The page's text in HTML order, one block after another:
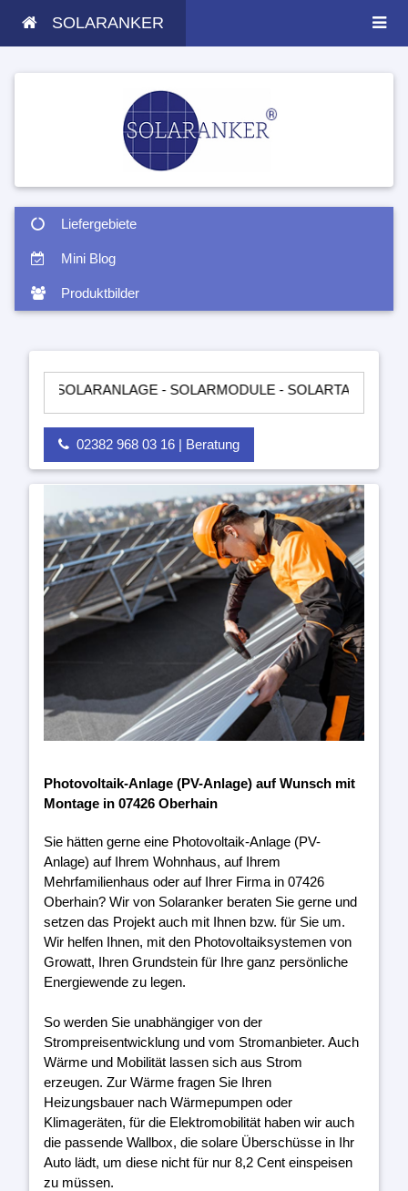
SOLARANKER
Liefergebiete
Mini Blog
Produktbilder
- SOLARMODULE - SOLARTASCHEN -
02382 968 03 16 | Beratung
Photovoltaik-Anlage (PV-Anlage) auf Wunsch mit
Montage in 07426 Oberhain
Sie hätten gerne eine Photovoltaik-Anlage (PV-
Anlage) auf Ihrem Wohnhaus, auf Ihrem
Mehrfamilienhaus oder auf Ihrer Firma in 07426
Oberhain? Wir von Solaranker beraten Sie gerne und
setzen das Projekt auch mit Ihnen bzw. für Sie um.
Wir helfen Ihnen, mit den Photovoltaiksystemen von
Growatt, Ihren Grundstein für Ihre ganz persönliche
Energiewende zu legen.
So werden Sie unabhängiger von der
Strompreisentwicklung und vom Stromanbieter. Auch
Wärme und Mobilität lassen sich aus Strom
erzeugen. Zur Wärme fragen Sie Ihren
Heizungsbauer nach Wärmepumpen oder
Klimageräten, für die Elektromobilität haben wir auch
die passende Wallbox, die solare Überschüsse in Ihr
Auto lädt, um diese nicht für nur 8,2 Cent einspeisen
zu müssen.